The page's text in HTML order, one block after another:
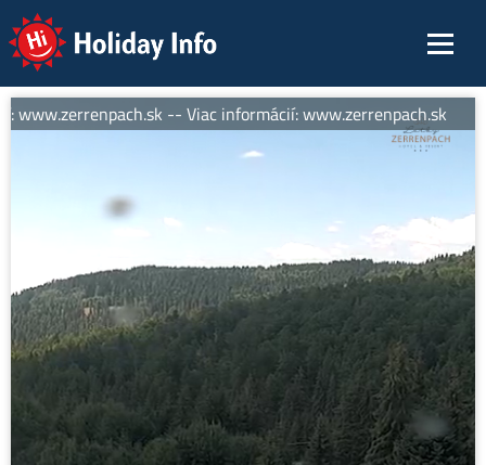
Holiday Info
www.zerrenpach.sk -- Viac informácií: www.zerrenpach.sk